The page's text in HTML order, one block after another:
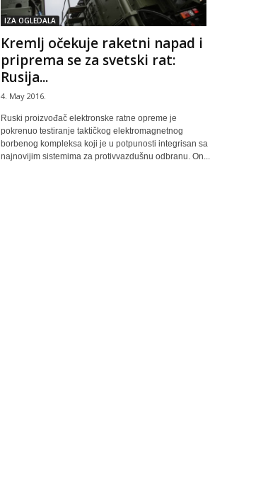
IZA OGLEDALA
Kremlj očekuje raketni napad i
priprema se za svetski rat:
Rusija...
4. May 2016.
Ruski proizvođač elektronske ratne opreme je
pokrenuo testiranje taktičkog elektromagnetnog
borbenog kompleksa koji je u potpunosti integrisan sa
najnovijim sistemima za protivvazdušnu odbranu. On...